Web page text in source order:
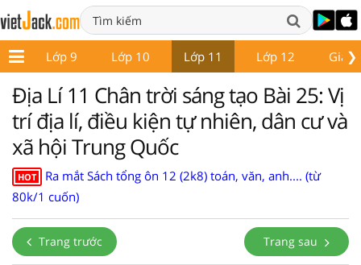
❯
8 Lớp 9 Lớp 10 Lớp 11 Lớp 12 Giáo
Địa Lí 11 Chân trời sáng tạo Bài 25: Vị
trí địa lí, điều kiện tự nhiên, dân cư và
xã hội Trung Quốc
HOT
Ra mắt Sách tổng ôn 12 (2k8) toán, văn, anh.... (từ
80k/1 cuốn)
Trang trước Trang sau